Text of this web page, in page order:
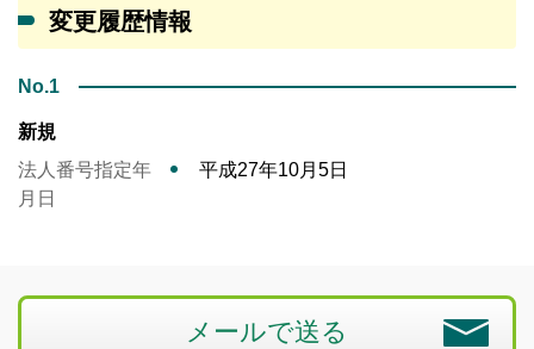
変更履歴情報
No.1
新規
法人番号指定年
月日
平成27年10月5日
メールで送る